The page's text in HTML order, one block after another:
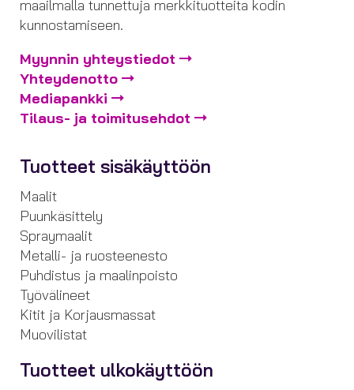
maailmalla tunnettuja merkkituotteita kodin
kunnostamiseen.
Myynnin yhteystiedot
Yhteydenotto
Mediapankki
Tilaus- ja toimitusehdot
Tuotteet sisäkäyttöön
Maalit
Puunkäsittely
Spraymaalit
Metalli- ja ruosteenesto
Puhdistus ja maalinpoisto
Työvälineet
Kitit ja Korjausmassat
Muovilistat
Tuotteet ulkokäyttöön